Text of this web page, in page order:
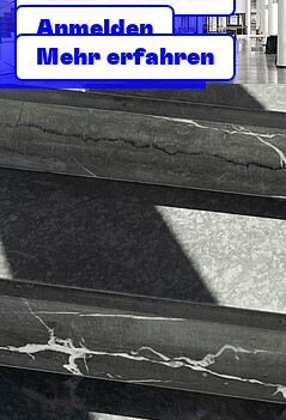
Anmelden
Mehr erfahren